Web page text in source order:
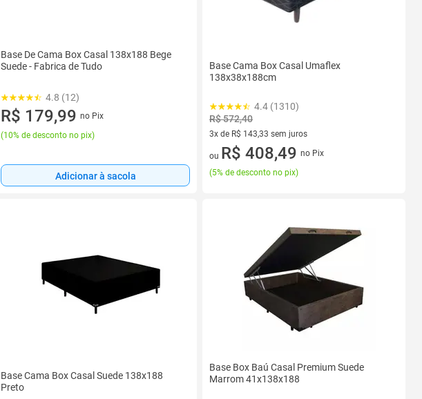
Base De Cama Box Casal 138x188 Bege
Suede - Fabrica de Tudo
4.8 (12)
R$ 179,99 no Pix
(10% de desconto no pix)
Adicionar à sacola
Base Cama Box Casal Umaflex
138x38x188cm
4.4 (1310)
R$ 572,40
3x de R$ 143,33 sem juros
3 vez de R$ 143,33 sem juros
ou R$ 408,49 no Pix
(5% de desconto no pix)
Base Cama Box Casal Suede 138x188
Preto
Base Box Baú Casal Premium Suede
Marrom 41x138x188